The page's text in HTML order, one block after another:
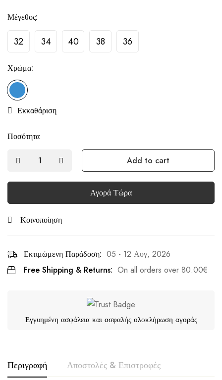
Μέγεθος:
32 34 40 38 36
Χρώμα:
Εκκαθάριση
Ποσότητα
Add to cart
Αγορά Τώρα
Κοινοποίηση
Εκτιμώμενη Παράδοση: 05 - 12 Αυγ, 2026
Free Shipping & Returns: On all orders over 80.00€
Εγγυημένη ασφάλεια και ασφαλής ολοκλήρωση αγοράς
Περιγραφή Αποστολές & Επιστροφές